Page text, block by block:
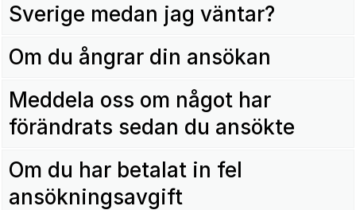
Sverige medan jag väntar?
Om du ångrar din ansökan
Meddela oss om något har
förändrats sedan du ansökte
Om du har betalat in fel
ansökningsavgift